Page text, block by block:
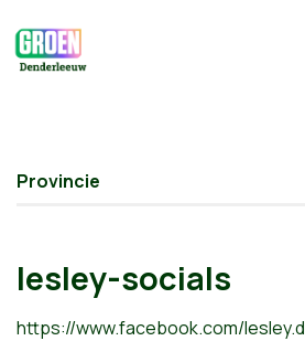
Provincie
lesley-socials
https://www.facebook.com/